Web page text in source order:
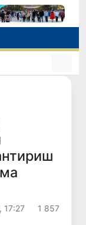
17:27 1 857